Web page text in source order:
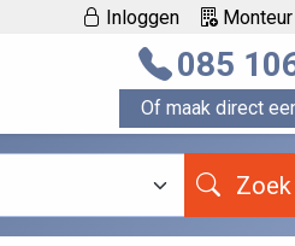
Inloggen
085
Of maak direct